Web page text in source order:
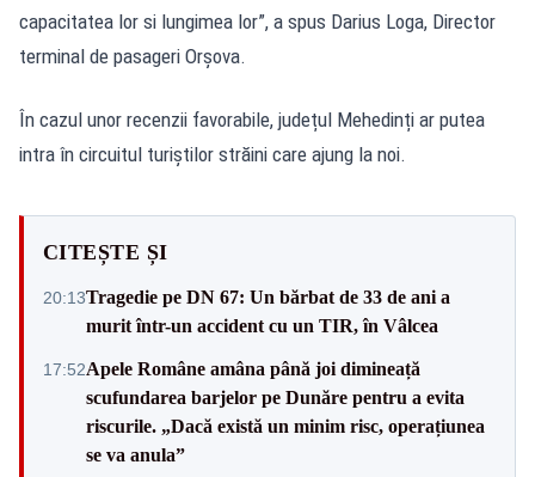
capacitatea lor si lungimea lor”, a spus Darius Loga, Director
terminal de pasageri Orșova.
În cazul unor recenzii favorabile, județul Mehedinți ar putea
intra în circuitul turiștilor străini care ajung la noi.
CITEȘTE ȘI
20:13Tragedie pe DN 67: Un bărbat de 33 de ani a
murit într-un accident cu un TIR, în Vâlcea
17:52Apele Române amâna până joi dimineață
scufundarea barjelor pe Dunăre pentru a evita
riscurile. „Dacă există un minim risc, operațiunea
se va anula”